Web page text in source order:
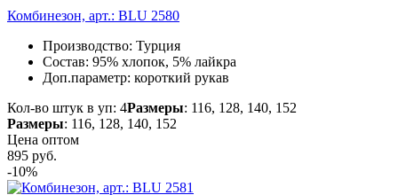
Комбинезон, арт.: BLU 2580
Производство: Турция
Состав: 95% хлопок, 5% лайкра
Доп.параметр: короткий рукав
Кол-во штук в уп: 4Размеры: 116, 128, 140, 152
Размеры: 116, 128, 140, 152
Цена оптом
895 руб.
-10%